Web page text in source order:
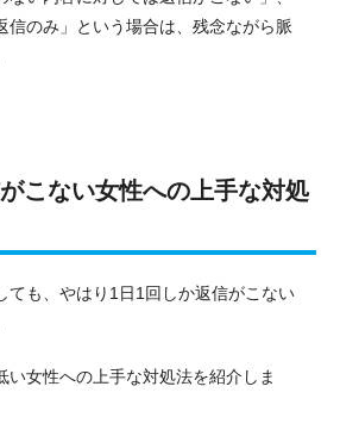
信のみ」という場合は、残念ながら脈
こない女性への上手な対処
ても、やはり1日1回しか返信がこない
い女性への上手な対処法を紹介しま